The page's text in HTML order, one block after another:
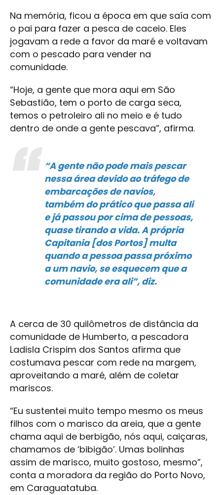
Na memória, ficou a época em que saía com
o pai para fazer a pesca de caceio. Eles
jogavam a rede a favor da maré e voltavam
com o pescado para vender na
comunidade.
“Hoje, a gente que mora aqui em São
Sebastião, tem o porto de carga seca,
temos o petroleiro ali no meio e é tudo
dentro de onde a gente pescava”, afirma.
“A gente não pode mais pescar
nessa área devido ao tráfego de
embarcações de navios,
também do prático que passa ali
e já passou por cima de pessoas,
quase tirando a vida. A própria
Capitania [dos Portos] multa
quando a pessoa passa próximo
a um navio, se esquecem que a
comunidade era ali”, diz.
A cerca de 30 quilômetros de distância da
comunidade de Humberto, a pescadora
Ladisla Crispim dos Santos afirma que
costumava pescar com rede na margem,
aproveitando a maré, além de coletar
mariscos.
“Eu sustentei muito tempo mesmo os meus
filhos com o marisco da areia, que a gente
chama aqui de berbigão, nós aqui, caiçaras,
chamamos de ‘bibigão’. Umas bolinhas
assim de marisco, muito gostoso, mesmo”,
conta a moradora da região do Porto Novo,
em Caraguatatuba.